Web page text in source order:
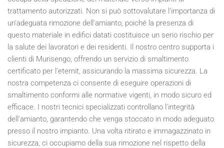
trattamento autorizzati. Non si può sottovalutare l'importanza di
un'adeguata rimozione dell'amianto, poiché la presenza di
questo materiale in edifici datati costituisce un serio rischio per
la salute dei lavoratori e dei residenti. Il nostro centro supporta i
clienti di Murisengo, offrendo un servizio di smaltimento
certificato per l'eternit, assicurando la massima sicurezza. La
nostra competenza ci consente di eseguire operazioni di
smaltimento conformi alle normative vigenti, in modo sicuro ed
efficace. I nostri tecnici specializzati controllano l'integrità
dell'amianto, garantendo che venga stoccato in modo adeguato
presso il nostro impianto. Una volta ritirato e immagazzinato in
sicurezza, ci occupiamo della sua rimozione nel rispetto della